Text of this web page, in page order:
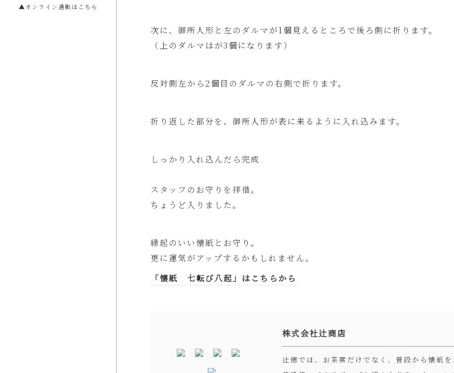
▲オンライン通販はこちら
次に、御所人形と左のダルマが1個見えるところで後ろ側に折ります。
（上のダルマはが3個になります）
反対側左から2個目のダルマの右側で折ります。
折り返した部分を、御所人形が表に来るように入れ込みます。
しっかり入れ込んだら完成
スタッフのお守りを拝借。
ちょうど入りました。
縁起のいい懐紙とお守り。
更に運気がアップするかもしれません。
「懐紙 七転び八起」はこちらから
株式会社辻商店
辻徳では、お茶席だけでなく、普段から懐紙